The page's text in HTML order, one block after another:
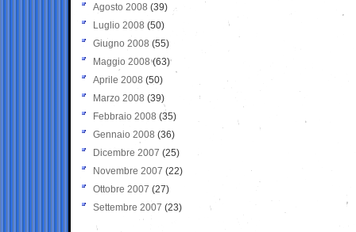
Agosto 2008 (39)
Luglio 2008 (50)
Giugno 2008 (55)
Maggio 2008(63)
Aprile 2008 (50)
Marzo 2008 (39)
Febbraio 2008 (35)
Gennaio 2008 (36)
Dicembre 2007 (25)
Novembre 2007 (22)
Ottobre 2007 (27)
Settembre 2007 (23)